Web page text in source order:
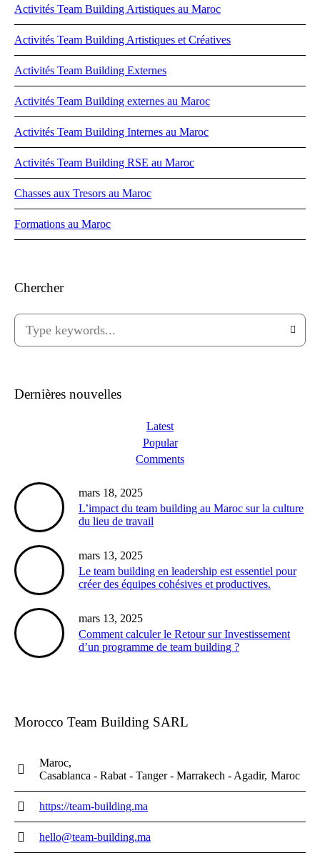
Activités Team Building Artistiques au Maroc
Activités Team Building Artistiques et Créatives
Activités Team Building Externes
Activités Team Building externes au Maroc
Activités Team Building Internes au Maroc
Activités Team Building RSE au Maroc
Chasses aux Tresors au Maroc
Formations au Maroc
Chercher
Dernières nouvelles
Latest
Popular
Comments
mars 18, 2025
L’impact du team building au Maroc sur la culture
du lieu de travail
mars 13, 2025
Le team building en leadership est essentiel pour
créer des équipes cohésives et productives.
mars 13, 2025
Comment calculer le Retour sur Investissement
d’un programme de team building ?
Morocco Team Building SARL
Maroc
Casablanca - Rabat - Tanger - Marrakech - Agadir Maroc
https://team-building.ma
hello@team-building.ma